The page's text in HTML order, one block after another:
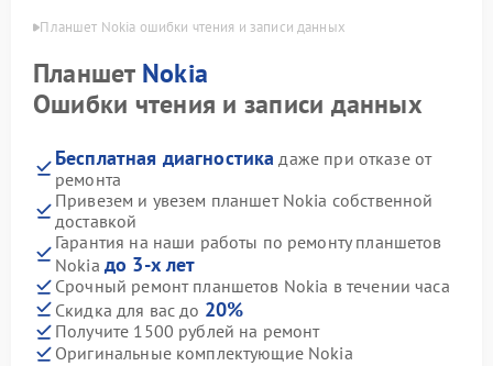
Планшет Nokia ошибки чтения и записи данных
Планшет Nokia
Ошибки чтения и записи данных
Бесплатная диагностика даже при отказе от
ремонта
Привезем и увезем планшет Nokia собственной
доставкой
Гарантия на наши работы по ремонту планшетов
Nokia до 3-х лет
Срочный ремонт планшетов Nokia в течении часа
Скидка для вас до 20%
Получите 1500 рублей на ремонт
Оригинальные комплектующие Nokia